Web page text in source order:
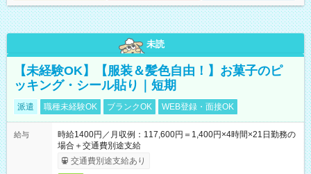
未読
【未経験OK】【服装＆髪色自由！】お菓子のピ
ッキング・シール貼り｜短期
派遣 職種未経験OK ブランクOK WEB登録・面接OK
給与
時給1400円／月収例：117,600円＝1,400円×4時間×21日勤務の
場合＋交通費別途支給
交通費別途支給あり